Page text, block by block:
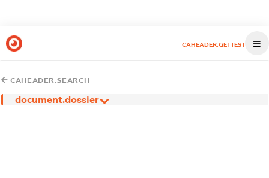
CAHEADER.GETTEST
CAHEADER.SEARCH
document.dossier